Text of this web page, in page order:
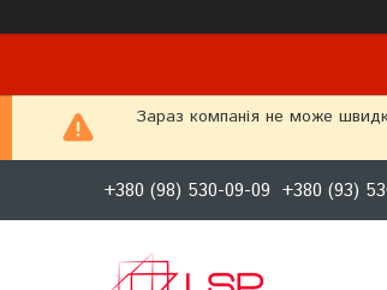
Зараз компанія не може
+380 (98) 530-09-09 +380 (93)